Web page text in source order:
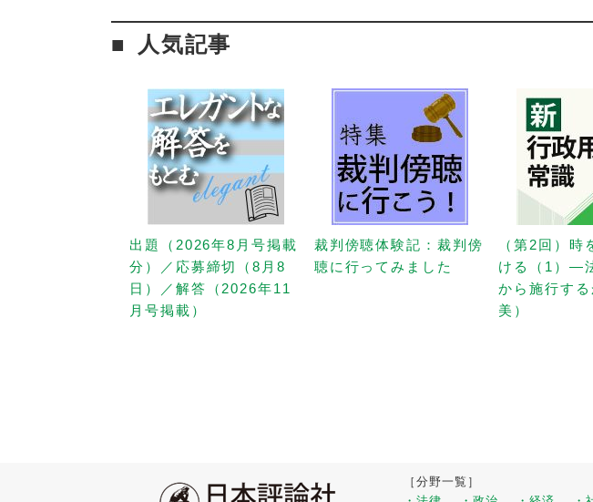
人気記事
出題（2026年8月号掲載
分）／応募締切（8月8
日）／解答（2026年11
月号掲載）
裁判傍聴体験記：裁判傍
聴に行ってみました
（第2回）時
ける（1）—
から施行す
美）
［分野一覧］